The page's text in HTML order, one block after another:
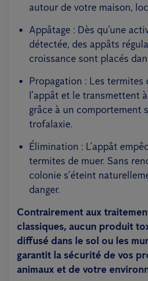
autour de votre maison,
Appâtage : Dès qu’une
détectée, des appâts
croissance sont placés
Propagation : Les termites
l’appât et le transmettent
grâce à un comportement
trofalaxie.
Élimination : L’appât
termites de muer. Sans
colonie s’éteint
danger.
Contrairement aux
classiques, aucun produit
diffusé dans le sol ou les
garantit la sécurité de vos
animaux et de votre